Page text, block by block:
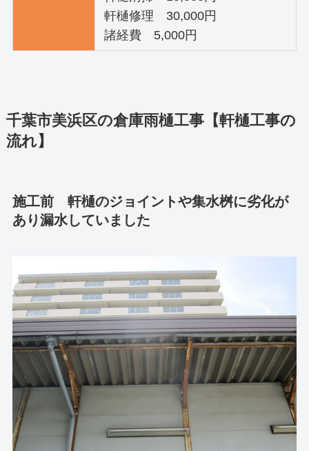
軒樋修理 30,000円
諸経費 5,000円
千葉市美浜区の倉庫雨樋工事【軒樋工事の
流れ】
施工前 軒樋のジョイントや集水桝に劣化が
あり漏水していました